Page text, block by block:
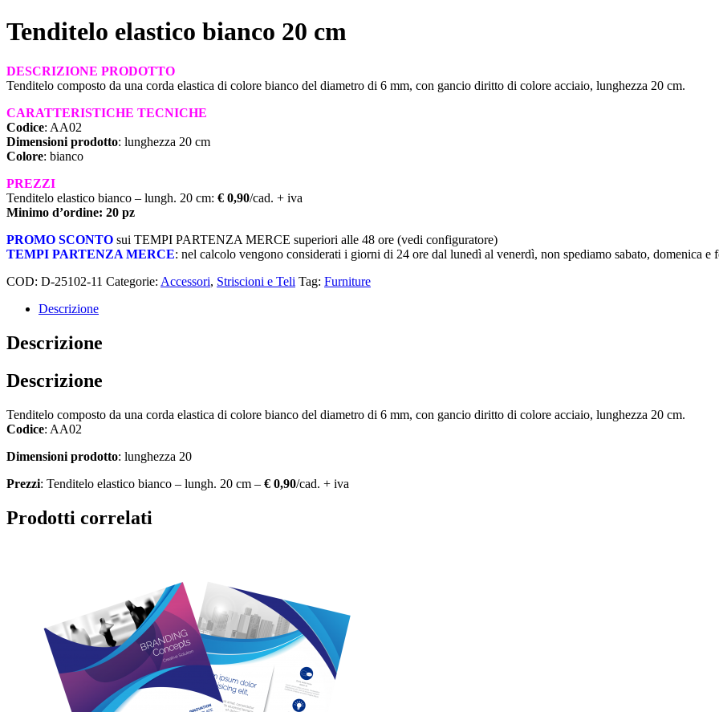
Tenditelo elastico bianco 20 cm
DESCRIZIONE PRODOTTO
Tenditelo composto da una corda elastica di colore bianco del diametro di 6 mm, con gancio diritto di colore acciaio, lunghezza 20 cm.
CARATTERISTICHE TECNICHE
Codice: AA02
Dimensioni prodotto: lunghezza 20 cm
Colore: bianco
PREZZI
Tenditelo elastico bianco – lungh. 20 cm: € 0,90/cad. + iva
Minimo d’ordine: 20 pz
PROMO SCONTO sui TEMPI PARTENZA MERCE superiori alle 48 ore (vedi configuratore)
TEMPI PARTENZA MERCE: nel calcolo vengono considerati i giorni di 24 ore dal lunedì al venerdì, non spediamo sabato, domenica e
COD: D-25102-11 Categorie: Accessori, Striscioni e Teli Tag: Furniture
Descrizione
Descrizione
Descrizione
Tenditelo composto da una corda elastica di colore bianco del diametro di 6 mm, con gancio diritto di colore acciaio, lunghezza 20 cm.
Codice: AA02
Dimensioni prodotto: lunghezza 20
Prezzi: Tenditelo elastico bianco – lungh. 20 cm – € 0,90/cad. + iva
Prodotti correlati